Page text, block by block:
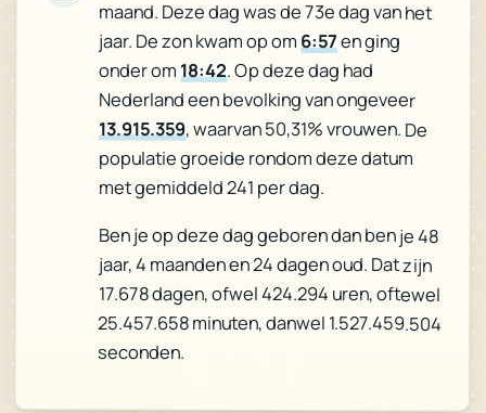
maand. Deze dag was de 73e dag van het
jaar. De zon kwam op om 6:57en ging
onder om 18:42. Op deze dag had
Nederland een bevolking van ongeveer
13.915.359, waarvan 50,31% vrouwen. De
populatie groeide rondom deze datum
met gemiddeld 241 per dag.
Ben je op deze dag geboren dan ben je 48
jaar, 4 maanden en 24 dagen oud. Dat zijn
17.678 dagen, ofwel 424.294 uren, oftewel
25.457.658 minuten, danwel 1.527.459.504
seconden.